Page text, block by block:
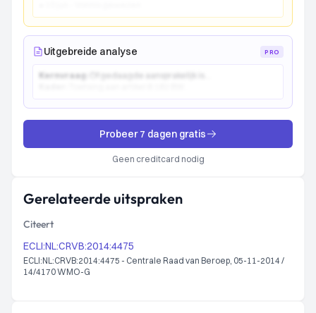
Uitgebreide analyse PRO
Kernvraag:
Probeer 7 dagen gratis
Geen creditcard nodig
Gerelateerde uitspraken
Citeert
ECLI:NL:CRVB:2014:4475
ECLI:NL:CRVB:2014:4475 - Centrale Raad van Beroep, 05-11-2014 /
14/4170 WMO-G